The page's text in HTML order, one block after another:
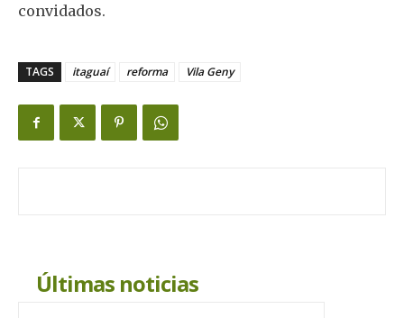
convidados.
TAGS itaguaí reforma Vila Geny
Últimas noticias